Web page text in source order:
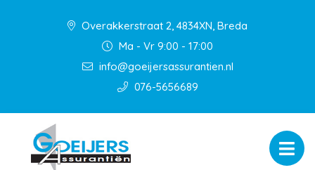
Overakkerstraat 2, 4834XN, Breda
Ma - Vr 9:00 - 17:00
info@goeijersassurantien.nl
076-5656689